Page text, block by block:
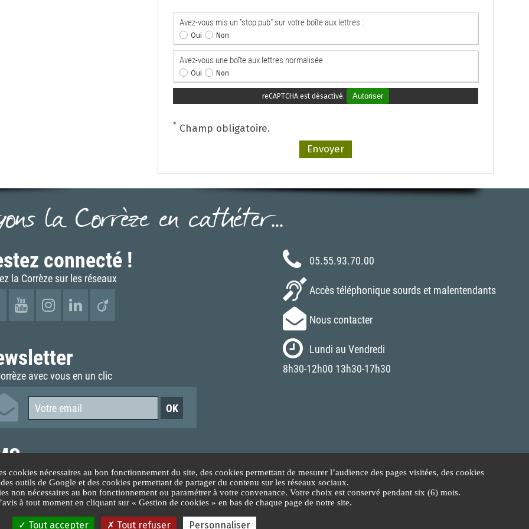
Avez-vous mis un "stop pub" sur votre boîte aux lettres :
Oui Non
Avez-vous une boîte aux lettres normalisée
Oui Non
reCAPTCHA est désactivé. Autoriser
* Champ obligatoire.
la Corrèze en cathéter...
connecté !
la Corrèze sur les réseaux
avec vous en un clic
les informations sur mobile
Inscription Désinscription
05.55.93.70.00
Accès téléphonique sourds et malentendants
Nous contacter
Lundi au Vendredi
8h30-12h00 13h30-17h30
cookies nécessaires au bon fonctionnement du site, des cookies permettant de mesurer l’audience des pages visitées, des cookies
outils de Google et des cookies permettant de partager du contenu sur les réseaux sociaux.
non nécessaires au bon fonctionnement ou paramétrer à votre convenance. Votre choix est conservé pendant six (6) mois.
à tout moment en cliquant sur « Gestion de cookies » en bas de chaque page de notre site.
Tout accepter Tout refuser Personnaliser